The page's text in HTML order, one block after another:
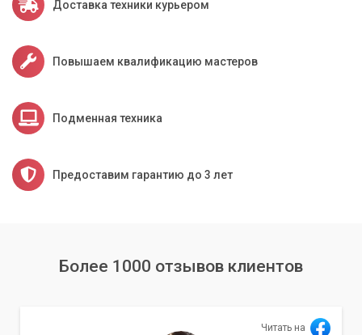
Доставка техники курьером
Повышаем квалификацию мастеров
Подменная техника
Предоставим гарантию до 3 лет
Более 1000 отзывов клиентов
Читать на